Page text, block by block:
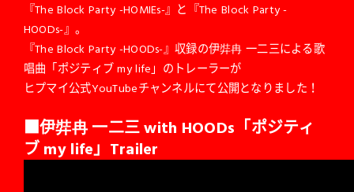
『The Block Party -HOMIEs-』と『The Block Party -
HOODs-』。
『The Block Party -HOODs-』収録の伊弉冉 一二三による歌
唱曲「ポジティブ my life」のトレーラーが
ヒプマイ公式YouTubeチャンネルにて公開となりました！
■伊弉冉 一二三 with HOODs「ポジティ
ブ my life」Trailer